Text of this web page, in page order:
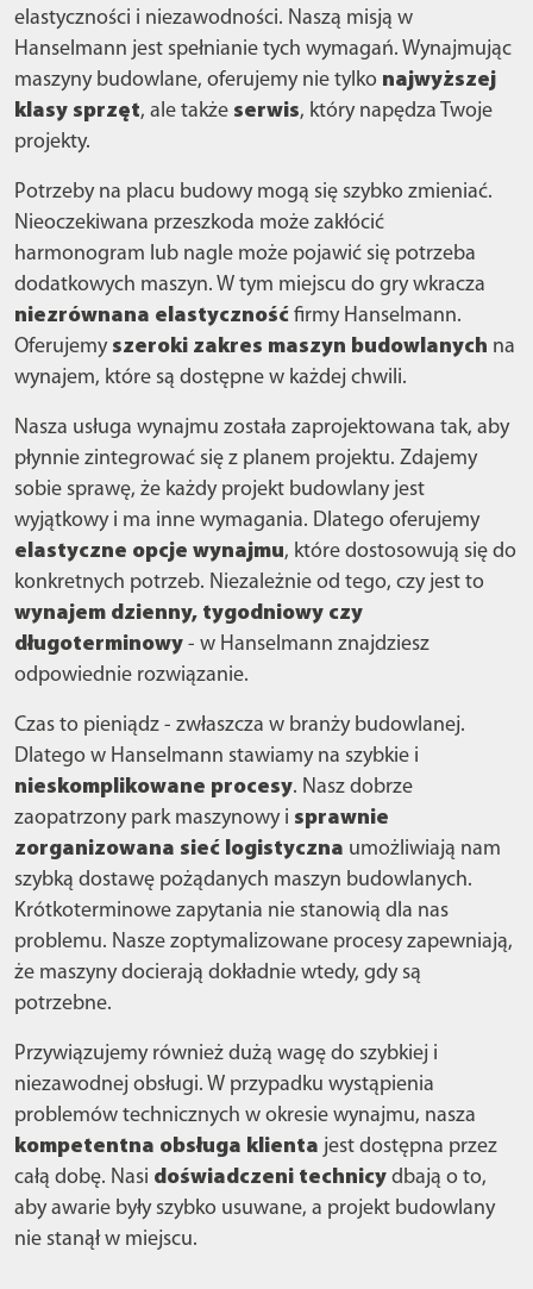
elastyczności i niezawodności. Naszą misją w
Hanselmann jest spełnianie tych wymagań. Wynajmując
maszyny budowlane, oferujemy nie tylko najwyższej
klasy sprzęt, ale także serwis, który napędza Twoje
projekty.
Potrzeby na placu budowy mogą się szybko zmieniać.
Nieoczekiwana przeszkoda może zakłócić
harmonogram lub nagle może pojawić się potrzeba
dodatkowych maszyn. W tym miejscu do gry wkracza
niezrównana elastyczność firmy Hanselmann.
Oferujemy szeroki zakres maszyn budowlanych na
wynajem, które są dostępne w każdej chwili.
Nasza usługa wynajmu została zaprojektowana tak, aby
płynnie zintegrować się z planem projektu. Zdajemy
sobie sprawę, że każdy projekt budowlany jest
wyjątkowy i ma inne wymagania. Dlatego oferujemy
elastyczne opcje wynajmu, które dostosowują się do
konkretnych potrzeb. Niezależnie od tego, czy jest to
wynajem dzienny, tygodniowy czy
długoterminowy - w Hanselmann znajdziesz
odpowiednie rozwiązanie.
Czas to pieniądz - zwłaszcza w branży budowlanej.
Dlatego w Hanselmann stawiamy na szybkie i
nieskomplikowane procesy. Nasz dobrze
zaopatrzony park maszynowy i sprawnie
zorganizowana sieć logistyczna umożliwiają nam
szybką dostawę pożądanych maszyn budowlanych.
Krótkoterminowe zapytania nie stanowią dla nas
problemu. Nasze zoptymalizowane procesy zapewniają,
że maszyny docierają dokładnie wtedy, gdy są
potrzebne.
Przywiązujemy również dużą wagę do szybkiej i
niezawodnej obsługi. W przypadku wystąpienia
problemów technicznych w okresie wynajmu, nasza
kompetentna obsługa klienta jest dostępna przez
całą dobę. Nasi doświadczeni technicy dbają o to,
aby awarie były szybko usuwane, a projekt budowlany
nie stanął w miejscu.